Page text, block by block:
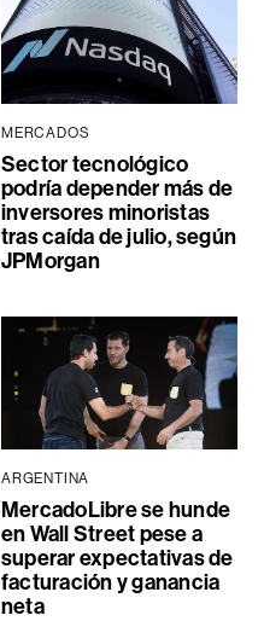
MERCADOS
Sector tecnológico
podría depender más de
inversores minoristas
tras caída de julio, según
JPMorgan
ARGENTINA
MercadoLibre se hunde
en Wall Street pese a
superar expectativas de
facturación y ganancia
neta